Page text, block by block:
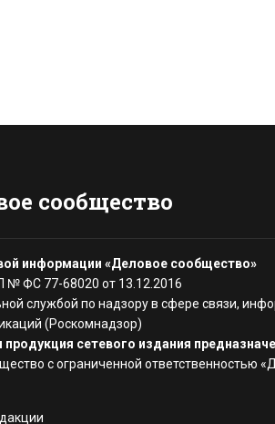
сообщество
информации «Деловое сообщество»
№ ФС 77-68020 от 13.12.2016
службой по надзору в сфере связи,
(Роскомнадзор)
сетевого издания
с ограниченной ответственностью